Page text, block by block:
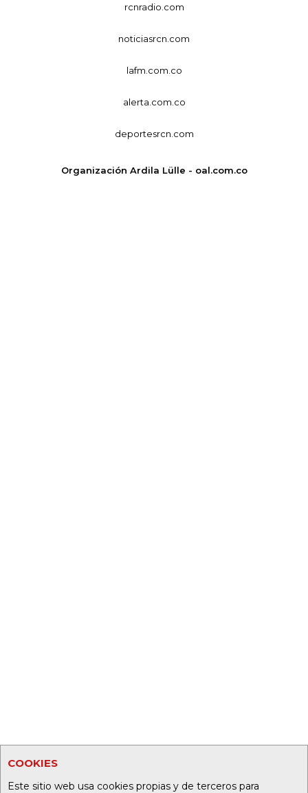
COOKIES
Este sitio web usa cookies propias y de terceros para
rcnradio.com
noticiasrcn.com
lafm.com.co
alerta.com.co
deportesrcn.com
Organización Ardila Lülle - oal.com.co